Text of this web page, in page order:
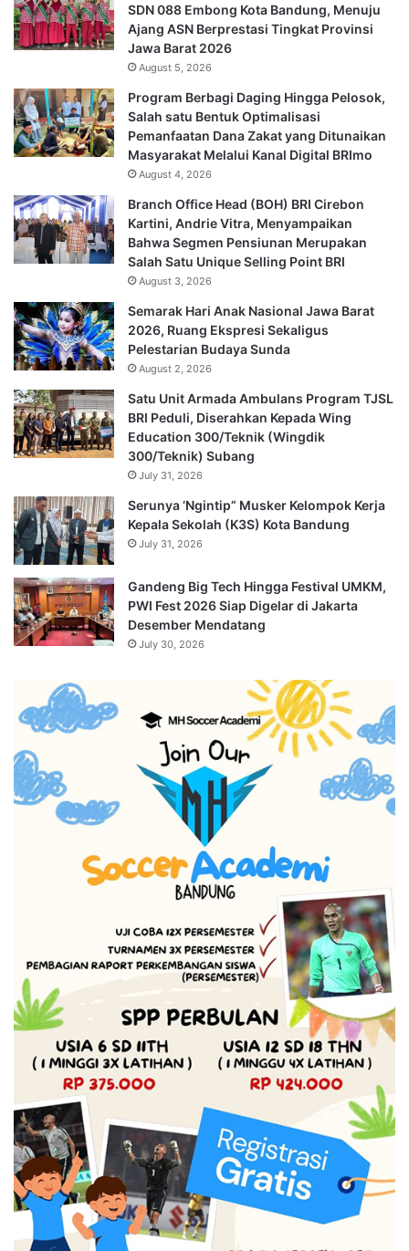
SDN 088 Embong Kota Bandung, Menuju
Ajang ASN Berprestasi Tingkat Provinsi
Jawa Barat 2026
August 5, 2026
Program Berbagi Daging Hingga Pelosok,
Salah satu Bentuk Optimalisasi
Pemanfaatan Dana Zakat yang Ditunaikan
Masyarakat Melalui Kanal Digital BRImo
August 4, 2026
Branch Office Head (BOH) BRI Cirebon
Kartini, Andrie Vitra, Menyampaikan
Bahwa Segmen Pensiunan Merupakan
Salah Satu Unique Selling Point BRI
August 3, 2026
Semarak Hari Anak Nasional Jawa Barat
2026, Ruang Ekspresi Sekaligus
Pelestarian Budaya Sunda
August 2, 2026
Satu Unit Armada Ambulans Program TJSL
BRI Peduli, Diserahkan Kepada Wing
Education 300/Teknik (Wingdik
300/Teknik) Subang
July 31, 2026
Serunya ‘Ngintip” Musker Kelompok Kerja
Kepala Sekolah (K3S) Kota Bandung
July 31, 2026
Gandeng Big Tech Hingga Festival UMKM,
PWI Fest 2026 Siap Digelar di Jakarta
Desember Mendatang
July 30, 2026